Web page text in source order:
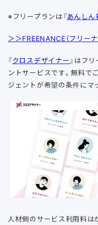
※フリープランは『あんし
＞＞FREENANCE（フリー
『クロスデザイナー』はフ
ントサービスです。無料で
ジェントが希望の条件にマ
人材側のサービス利用料は